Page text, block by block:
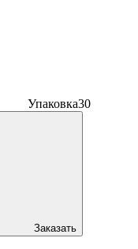
Упаковка30
Заказать